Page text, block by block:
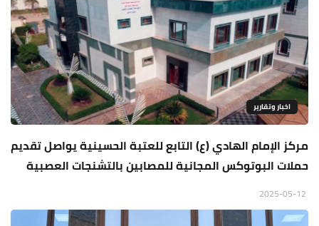
اخبار وتقارير
مركز الإمام الهادي (ع) التابع للعتبة الحسينية يواصل تقديم
حملات البوتوكس المجانية للمصابين بالتشنجات العصبية